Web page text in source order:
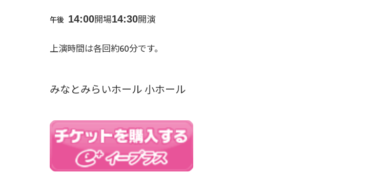
午後 14:00開場14:30開演
上演時間は各回約60分です。
みなとみらいホール 小ホール